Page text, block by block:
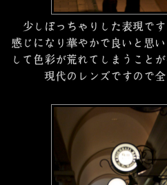
少しぽっちゃりした表現で
感じになり華やかで良いと思
して色彩が荒れてしまうこと
現代のレンズですので全